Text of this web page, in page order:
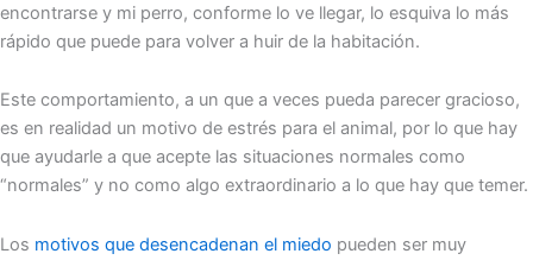
encontrarse y mi perro, conforme lo ve llegar, lo esquiva lo más
rápido que puede para volver a huir de la habitación.
Este comportamiento, a un que a veces pueda parecer gracioso,
es en realidad un motivo de estrés para el animal, por lo que hay
que ayudarle a que acepte las situaciones normales como
“normales” y no como algo extraordinario a lo que hay que temer.
Los motivos que desencadenan el miedo pueden ser muy